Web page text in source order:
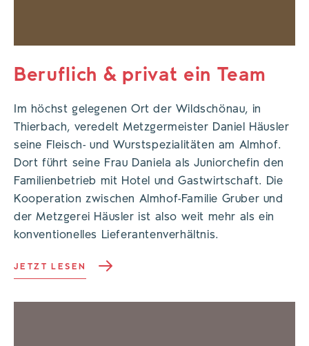
Beruflich & privat ein Team
Im höchst gelegenen Ort der Wildschönau, in
Thierbach, veredelt Metzgermeister Daniel Häusler
seine Fleisch- und Wurstspezialitäten am Almhof.
Dort führt seine Frau Daniela als Juniorchefin den
Familienbetrieb mit Hotel und Gastwirtschaft. Die
Kooperation zwischen Almhof-Familie Gruber und
der Metzgerei Häusler ist also weit mehr als ein
konventionelles Lieferantenverhältnis.
JETZT LESEN